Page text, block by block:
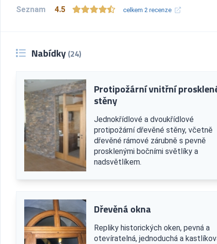
Seznam 4.5 celkem 2 recenze
Nabídky (24)
Protipožární vnitřní
stěny
Jednokřídlové a dvoukřídlové
protipožární dřevěné stěny, včetně
dřevěné rámové zárubně s pevně
prosklenými bočními světlíky a
nadsvětlíkem.
Dřevěná okna
Repliky historických oken, pevná a
otevíratelná, jednoduchá a